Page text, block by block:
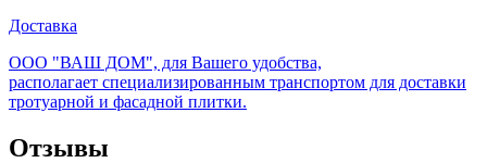
Доставка
ООО "ВАШ ДОМ", для Вашего удобства,
располагает специализированным транспортом для доставки
тротуарной и фасадной плитки.
Отзывы